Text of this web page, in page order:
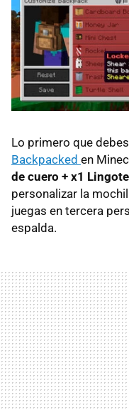
Lo primero que
Backpacked en
de cuero + x1
personalizar la
juegas en tercera
espalda.